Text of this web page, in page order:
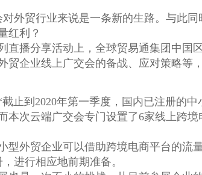
外贸行业来说是一条新的生路。与此
红利？
直播分享活动上，全球贸易通集团中国
贸企业线上广交会的备战、应对策略等
止到2020年第一季度，国内已注册的
本次云端广交会专门设置了6家线上跨
型外贸企业可以借助跨境电商平台的流
进行相应地前期准备。